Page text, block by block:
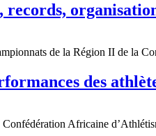
de la Région II de la
des
Africaine